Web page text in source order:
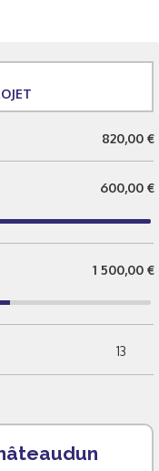
820,00 €
600,00 €
1 500,00 €
13